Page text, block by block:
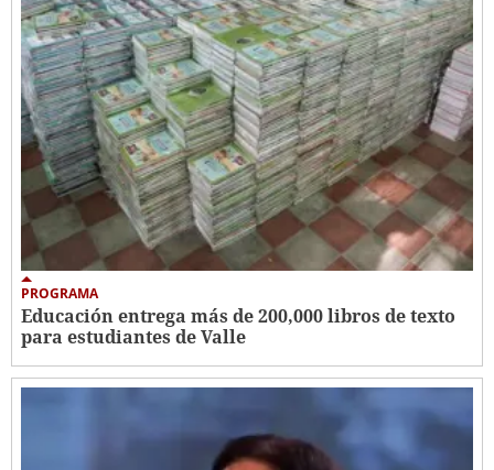
PROGRAMA
Educación entrega más de 200,000 libros de texto
para estudiantes de Valle